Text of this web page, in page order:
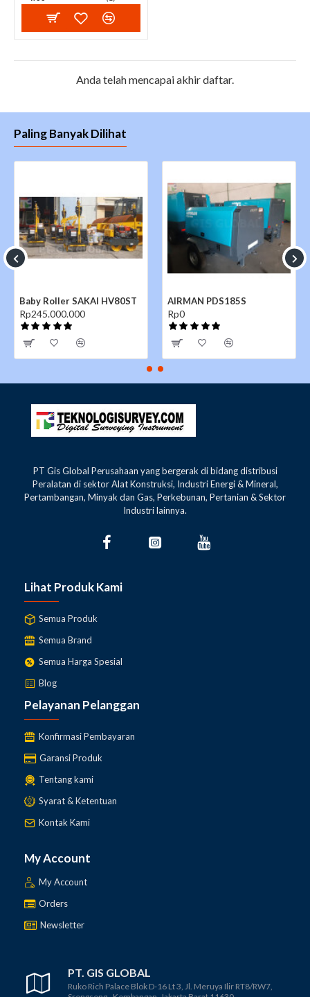
Anda telah mencapai akhir daftar.
Paling Banyak Dilihat
Baby Roller SAKAI HV80ST
Rp245.000.000
AIRMAN PDS185S
Rp0
PT Gis Global Perusahaan yang bergerak di bidang distribusi
Peralatan di sektor Alat Konstruksi, Industri Energi & Mineral,
Pertambangan, Minyak dan Gas, Perkebunan, Pertanian & Sektor
Industri lainnya.
Lihat Produk Kami
Semua Produk
Semua Brand
Semua Harga Spesial
Blog
Pelayanan Pelanggan
Konfirmasi Pembayaran
Garansi Produk
Tentang kami
Syarat & Ketentuan
Kontak Kami
My Account
My Account
Orders
Newsletter
PT. GIS GLOBAL
Ruko Rich Palace Blok D-16 Lt 3, Jl. Meruya Ilir RT8/RW7,